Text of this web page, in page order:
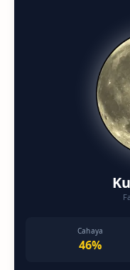
Cahaya
46%